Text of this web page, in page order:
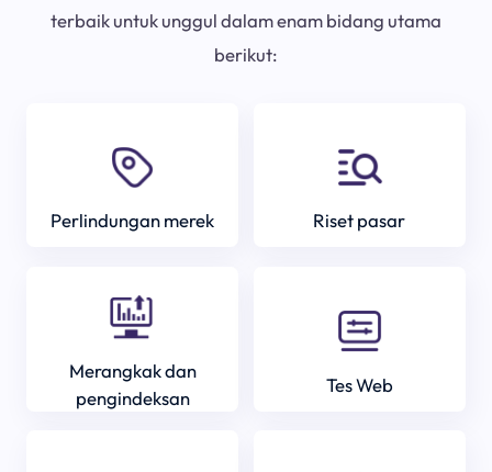
terbaik untuk unggul dalam enam bidang utama
berikut:
Perlindungan merek Riset pasar
Merangkak dan
pengindeksan
Tes Web